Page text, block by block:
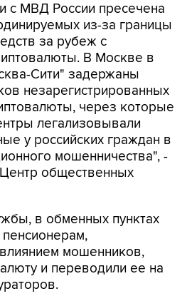
с МВД России пресечена
из-за границы
за рубеж с
В Москве в
Сити" задержаны
незарегистрированных
через которые
легализовывали
у российских граждан в
мошенничества", -
общественных
в обменных пунктах
мошенников,
и переводили ее на